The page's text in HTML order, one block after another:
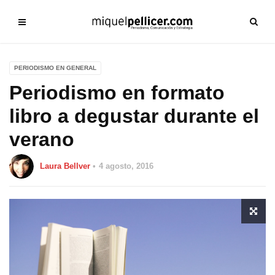
PERIODISMO EN GENERAL
Periodismo en formato
libro a degustar durante el
verano
Laura Bellver 4 agosto, 2016